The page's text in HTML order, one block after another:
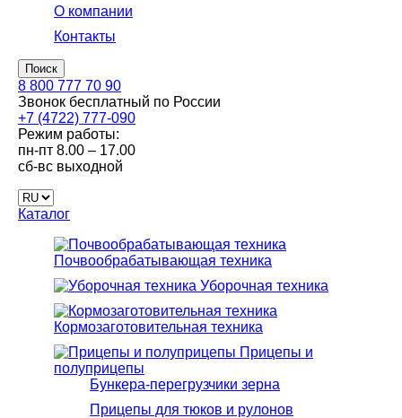
О компании
Контакты
Поиск
8 800 777 70 90
Звонок бесплатный по России
+7 (4722) 777-090
Режим работы:
пн-пт 8.00 – 17.00
сб-вс выходной
Каталог
Почвообрабатывающая техника
Уборочная техника
Кормозаготовительная техника
Прицепы и
полуприцепы
Бункера-перегрузчики зерна
Прицепы для тюков и рулонов